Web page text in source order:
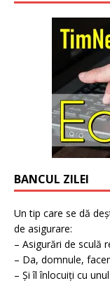
BANCUL ZILEI
Un tip care se dă
de asigurare:
– Asigurări de sculă
– Da, domnule,
– Și îl înlocuiți cu